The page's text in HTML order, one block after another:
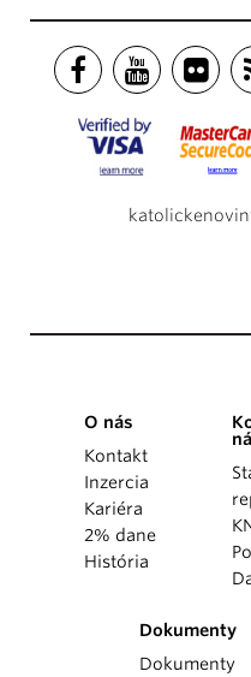
O nás
Kontakt
Inzercia
Kariéra
2% dane
História
Dokumenty
Dokumenty